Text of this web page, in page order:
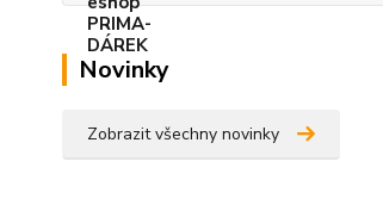
Novinky
Zobrazit všechny novinky